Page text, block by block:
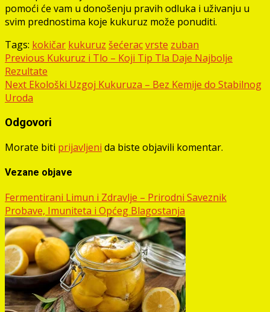
pomoći će vam u donošenju pravih odluka i uživanju u
svim prednostima koje kukuruz može ponuditi.
Tags: kokičar kukuruz šećeracvrste zuban
Post
navigation
Previous Kukuruz i Tlo – Koji Tip Tla Daje Najbolje
Rezultate
Next Ekološki Uzgoj Kukuruza – Bez Kemije do Stabilnog
Uroda
Odgovori
Morate biti prijavljeni da biste objavili komentar.
Vezane objave
Fermentirani Limun i Zdravlje – Prirodni Saveznik
Probave, Imuniteta i Općeg Blagostanja